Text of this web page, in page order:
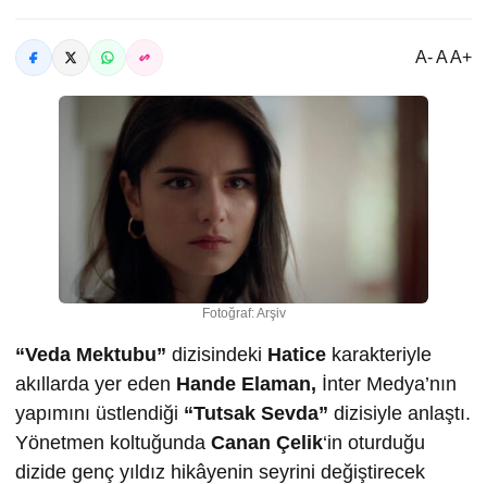
A- A A+
Fotoğraf: Arşiv
“Veda Mektubu” dizisindeki Hatice karakteriyle
akıllarda yer eden Hande Elaman, İnter Medya’nın
yapımını üstlendiği “Tutsak Sevda” dizisiyle anlaştı.
Yönetmen koltuğunda Canan Çelik‘in oturduğu
dizide genç yıldız hikâyenin seyrini değiştirecek